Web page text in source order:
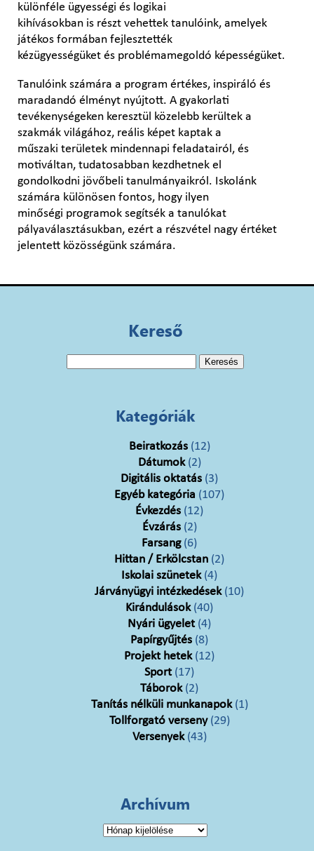
különféle ügyességi és logikai
kihívásokban is részt vehettek tanulóink, amelyek
játékos formában fejlesztették
kézügyességüket és problémamegoldó képességüket.
Tanulóink számára a program értékes, inspiráló és
maradandó élményt nyújtott. A gyakorlati
tevékenységeken keresztül közelebb kerültek a
szakmák világához, reális képet kaptak a
műszaki területek mindennapi feladatairól, és
motiváltan, tudatosabban kezdhetnek el
gondolkodni jövőbeli tanulmányaikról. Iskolánk
számára különösen fontos, hogy ilyen
minőségi programok segítsék a tanulókat
pályaválasztásukban, ezért a részvétel nagy értéket
jelentett közösségünk számára.
Kereső
Kategóriák
Beiratkozás(12)
Dátumok(2)
Digitális oktatás (3)
Egyéb kategória (107)
Évkezdés (12)
Évzárás(2)
Farsang(6)
Hittan / Erkölcstan (2)
Iskolai szünetek(4)
Járványügyi intézkedések(10)
Kirándulások(40)
Nyári ügyelet(4)
Papírgyűjtés (8)
Projekt hetek(12)
Sport(17)
Táborok(2)
Tanítás nélküli munkanapok(1)
Tollforgató verseny(29)
Versenyek(43)
Archívum
Archívum